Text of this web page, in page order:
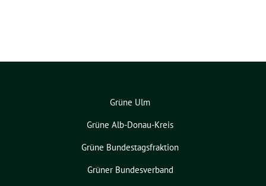
Grüne Ulm
Grüne Alb-Donau-Kreis
Grüne Bundestagsfraktion
Grüner Bundesverband